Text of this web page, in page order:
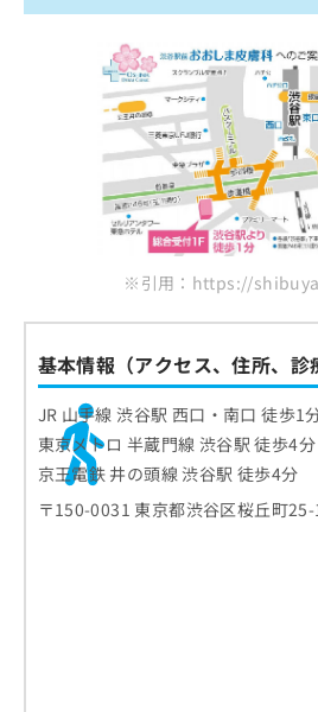
※引用：https://
基本情報（アクセス、住所、診
JR 山手線 渋谷駅 西口・南口 徒歩1
東京メトロ 半蔵門線 渋谷駅 徒歩4分
京王電鉄 井の頭線 渋谷駅 徒歩4分
〒150-0031 東京都渋谷区桜丘町